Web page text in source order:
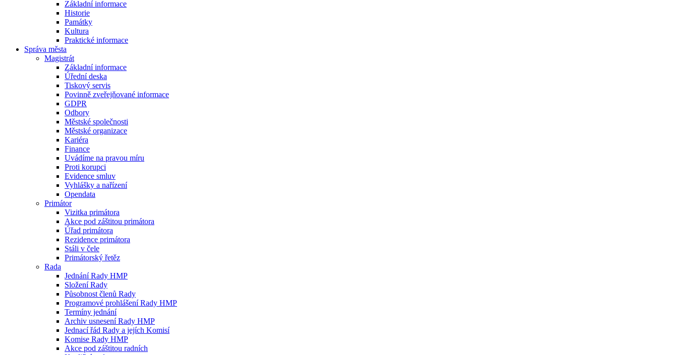
Základní informace
Historie
Památky
Kultura
Praktické informace
Správa města
Magistrát
Základní informace
Úřední deska
Tiskový servis
Povinně zveřejňované informace
GDPR
Odbory
Městské společnosti
Městské organizace
Kariéra
Finance
Uvádíme na pravou míru
Proti korupci
Evidence smluv
Vyhlášky a nařízení
Opendata
Primátor
Vizitka primátora
Akce pod záštitou primátora
Úřad primátora
Rezidence primátora
Stáli v čele
Primátorský řetěz
Rada
Jednání Rady HMP
Složení Rady
Působnost členů Rady
Programové prohlášení Rady HMP
Termíny jednání
Archiv usnesení Rady HMP
Jednací řád Rady a jejích Komisí
Komise Rady HMP
Akce pod záštitou radních